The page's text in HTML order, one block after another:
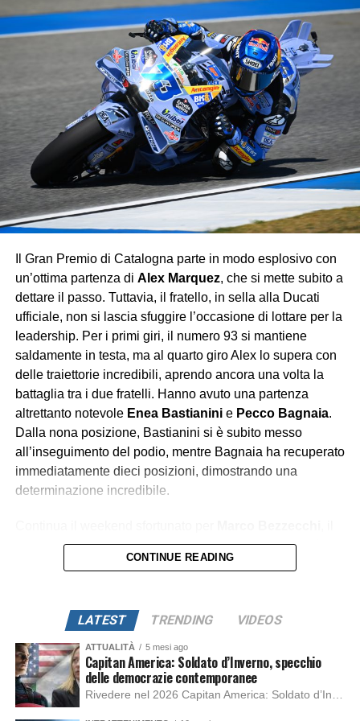
Il pubblico italiano ha potuto applaudire anche
Kimi Antonelli, capace di portare a casa un prezioso
, consolidando la sua crescita in Formula 1
con una gara solida e priva di errori.
La corsa ha invece riservato amarezze perNico
Hülkenberg, fermato da un problema tecnico prima
ancora del via, e perFernando Alonso, costretto al ritiro
a metà gara per un guasto che ha interrotto il weekend
dell’Aston Martin.
Con questo successo, Verstappen consolida
ulteriormente la sua leadership iridata, lasciando poche
speranze agli avversari: la Red Bull continua a viaggiare
su un altro pianeta, mentre Ferrari e McLaren si
contendono soltanto le briciole di un dominio che sembra
destinato a durare.
Il Gran Premio di Catalogna parte in modo esplosivo con
un’ottima partenza di Alex Marquez, che si mette subito a
dettare il passo. Tuttavia, il fratello, in sella alla Ducati
ufficiale, non si lascia sfuggire l’occasione di lottare per la
leadership. Per i primi giri, il numero 93 si mantiene
saldamente in testa, ma al quarto giro Alex lo supera con
delle traiettorie incredibili, aprendo ancora una volta la
battaglia tra i due fratelli. Hanno avuto una partenza
altrettanto notevole Enea Bastianinie Pecco Bagnaia.
Dalla nona posizione, Bastianini si è subito messo
all’inseguimento del podio, mentre Bagnaia ha recuperato
immediatamente dieci posizioni, dimostrando una
determinazione incredibile.
quale a causa di un contatto conFranco Morbidelli
caduto, finendo a terra anche Fabio Di Giannantonio
A metà gara, l’inseguimento di
del team Gresini si fa sempre più serrato. Il numero 73
non può permettersi il minimo errore se vuole mantenere
il vantaggio. A pochi giri dalla fine, il Gran Premio si
CONTINUE READING
LATEST TRENDING VIDEOS
ATTUALITÀ 5 mesi ago
Capitan America: Soldato d’Inverno, specchio
delle democrazie contemporanee